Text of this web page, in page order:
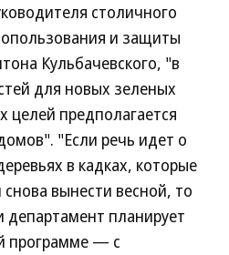
столичного
и защиты
Кульбачевского, "в
для новых зеленых
целей предполагается
"Если речь идет о
в кадках, которые
вынести весной, то
планирует
программе — с